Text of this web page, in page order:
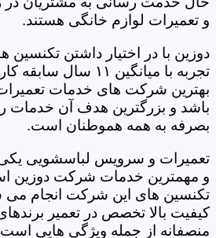
و تعمیرات لوازم خانگی هستند.
دوزین با در اختیار داشتن تکنسین
تجربه با میانگین ۱۱
بهترین شرکت های خدمات
باشد و بزرگترین هدف آن خدمات
بصرفه به همه هموطنان است.
تعمیرات و سرویس لباسشویی
و مهمترین خدمات شرکت دوزین
تکنسین های این شرکت انجام می
کیفیت بالا تخصص در تعمیر
منصفانه از جمله ویژگی هایی